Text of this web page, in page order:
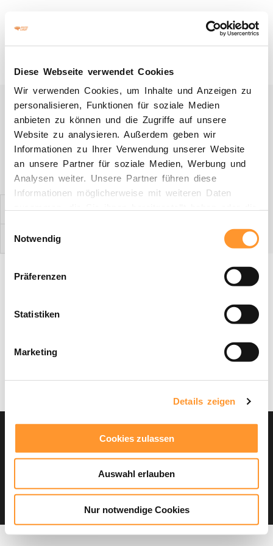
Diese Webseite verwendet Cookies
Wir verwenden Cookies, um Inhalte und Anzeigen zu
personalisieren, Funktionen für soziale Medien
anbieten zu können und die Zugriffe auf unsere
Website zu analysieren. Außerdem geben wir
Informationen zu Ihrer Verwendung unserer Website
an unsere Partner für soziale Medien, Werbung und
Analysen weiter. Unsere Partner führen diese
Informationen möglicherweise mit weiteren Daten
haben.
Notwendig
Präferenzen
Statistiken
Marketing
Details zeigen
Cookies zulassen
Auswahl erlauben
Nur notwendige Cookies
27. März 2022
Anmelden
Starterliste
Impressum Verein AGB
Folgt uns: